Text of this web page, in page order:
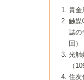
8号 高機
触媒の最
7号 持続
触媒関連技
5号 若手
企業編
6号 第102
7号 触媒
8号 若手
5号 こん
の可能性―
7号 『結
8号 イオン
5号 水素
しい展開
6号 第98回
7号 基礎
8号 多機能
4号 水分
5号 時間
6号 第96回
8号 超臨
2号 第93回
3号 特殊
4号 生体
5号 ファ
6号 第94
1号 なぜ
2号 第91
3号 最近
4号 触媒
5号 基礎
▼44巻（
1号 高次
2号 第89回
3号 触媒
4号 ナノ
5号 こん
▼43巻（
1号 グリ
2号 第87
3号 生体
▼42巻（
1号 触媒
2号 第85回
▼41巻（
1号 孔、
▼40巻（
貴金
触媒
誌の
回）
光触
（
住友